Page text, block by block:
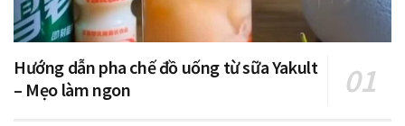
Hướng dẫn pha chế đồ uống từ sữa Yakult
– Mẹo làm ngon